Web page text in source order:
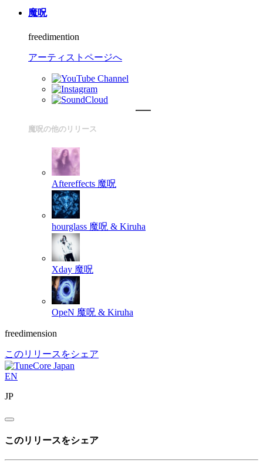
魔呪
freedimention
アーティストページへ
魔呪の他のリリース
Aftereffects 魔呪
hourglass 魔呪 & Kiruha
Xday 魔呪
OpeN 魔呪 & Kiruha
freedimension
このリリースをシェア
EN
JP
このリリースをシェア